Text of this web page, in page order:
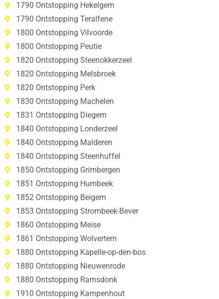
1790 Ontstopping Hekelgem
1790 Ontstopping Teralfene
1800 Ontstopping Vilvoorde
1800 Ontstopping Peutie
1820 Ontstopping Steenokkerzeel
1820 Ontstopping Melsbroek
1820 Ontstopping Perk
1830 Ontstopping Machelen
1831 Ontstopping Diegem
1840 Ontstopping Londerzeel
1840 Ontstopping Malderen
1840 Ontstopping Steenhuffel
1850 Ontstopping Grimbergen
1851 Ontstopping Humbeek
1852 Ontstopping Beigem
1853 Ontstopping Strombeek-Bever
1860 Ontstopping Meise
1861 Ontstopping Wolvertem
1880 Ontstopping Kapelle-op-den-bos
1880 Ontstopping Nieuwenrode
1880 Ontstopping Ramsdonk
1910 Ontstopping Kampenhout